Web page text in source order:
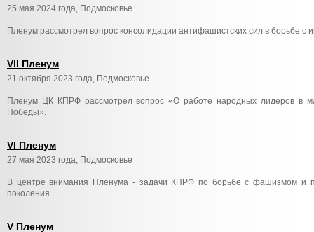
25 мая 2024 года, Подмосковье
Пленум рассмотрел вопрос консолидации антифашистских сил в борьбе с
VII Пленум
21 октября 2023 года, Подмосковье
Пленум ЦК КПРФ рассмотрел вопрос «О работе народных лидеров в
Победы».
VI Пленум
27 мая 2023 года, Подмосковье
В центре внимания Пленума - задачи КПРФ по борьбе с фашизмом и
поколения.
V Пленум